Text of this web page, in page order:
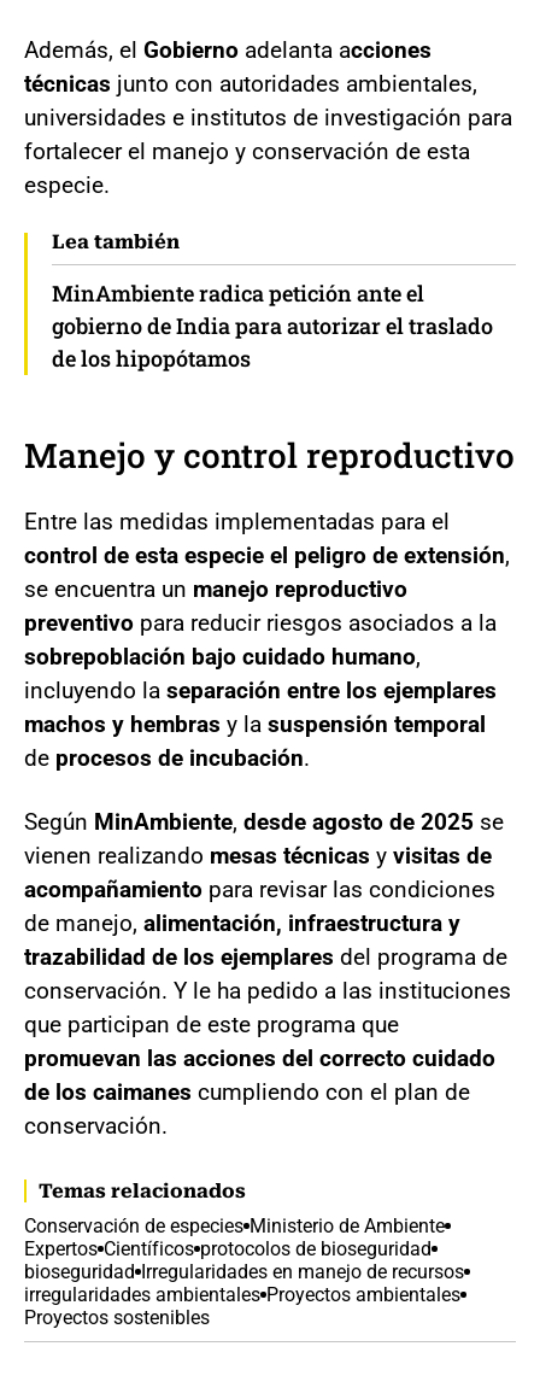
Además, el Gobierno adelanta acciones
técnicas junto con autoridades ambientales,
universidades e institutos de investigación para
fortalecer el manejo y conservación de esta
especie.
Lea también
MinAmbiente radica petición ante el
gobierno de India para autorizar el traslado
de los hipopótamos
Manejo y control reproductivo
Entre las medidas implementadas para el
control de esta especie el peligro de extensión,
se encuentra un manejo reproductivo
preventivo para reducir riesgos asociados a la
sobrepoblación bajo cuidado humano,
incluyendo la separación entre los ejemplares
machos y hembras y la suspensión temporal
de procesos de incubación.
Según MinAmbiente, desde agosto de 2025 se
vienen realizando mesas técnicas y visitas de
acompañamiento para revisar las condiciones
de manejo, alimentación, infraestructura y
trazabilidad de los ejemplares del programa de
conservación. Y le ha pedido a las instituciones
que participan de este programa que
promuevan las acciones del correcto cuidado
de los caimanes cumpliendo con el plan de
conservación.
Temas relacionados
Conservación de especies Ministerio de Ambiente
Expertos Científicos protocolos de bioseguridad
bioseguridad Irregularidades en manejo de recursos
irregularidades ambientales Proyectos ambientales
Proyectos sostenibles